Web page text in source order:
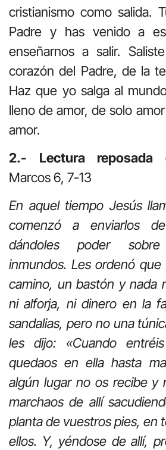
cristianismo como salida.
Padre y has venido a
enseñarnos a salir.
corazón del Padre, de la
Haz que yo salga al
lleno de amor, de solo
amor.
2.- Lectura reposada
Marcos 6, 7-13
En aquel tiempo Jesús
comenzó a enviarlos
dándoles poder
inmundos. Les ordenó
camino, un bastón y nada
ni alforja, ni dinero en la
sandalias, pero no una
les dijo: «Cuando
quedaos en ella hasta
algún lugar no os recibe y
marchaos de allí
planta de vuestros pies, en
ellos. Y, yéndose de allí,